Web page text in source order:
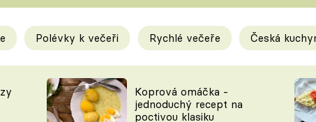
Tipy a triky
KAM ZA JÍDLEM
Polévky k večeři Rychlé večeře Česká
Koprová omáčka -
jednoduchý recept na
poctivou klasiku